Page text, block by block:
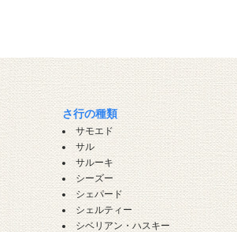
さ行の種類
サモエド
サル
サルーキ
シーズー
シェパード
シェルティー
シベリアン・ハスキー